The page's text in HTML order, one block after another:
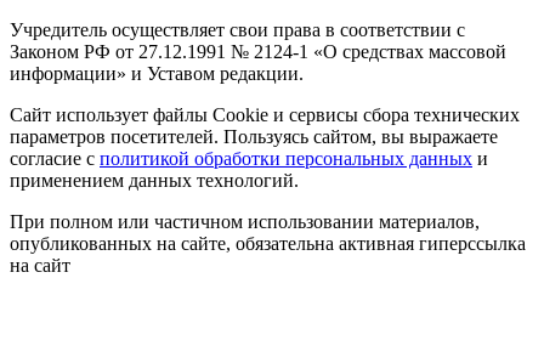
Учредитель осуществляет свои права в соответствии с
Законом РФ от 27.12.1991 № 2124-1 «О средствах массовой
информации» и Уставом редакции.
Сайт использует файлы Cookie и сервисы сбора технических
параметров посетителей. Пользуясь сайтом, вы выражаете
согласие с политикой обработки персональных данных и
применением данных технологий.
При полном или частичном использовании материалов,
опубликованных на сайте, обязательна активная гиперссылка
на сайт